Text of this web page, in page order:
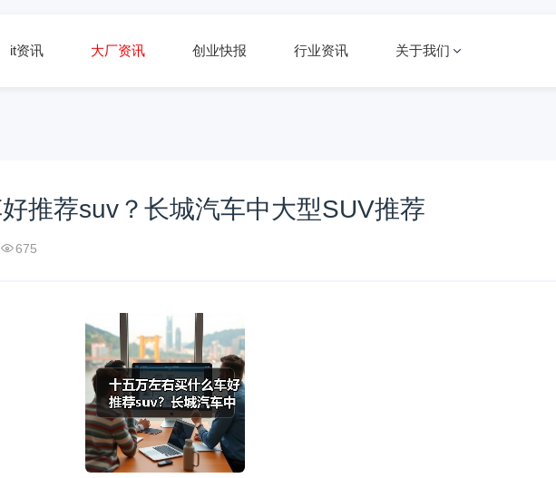
it资讯 大厂资讯 创业快报 行业资讯 关于我们
推荐suv？长城汽车中大型SUV推荐
675